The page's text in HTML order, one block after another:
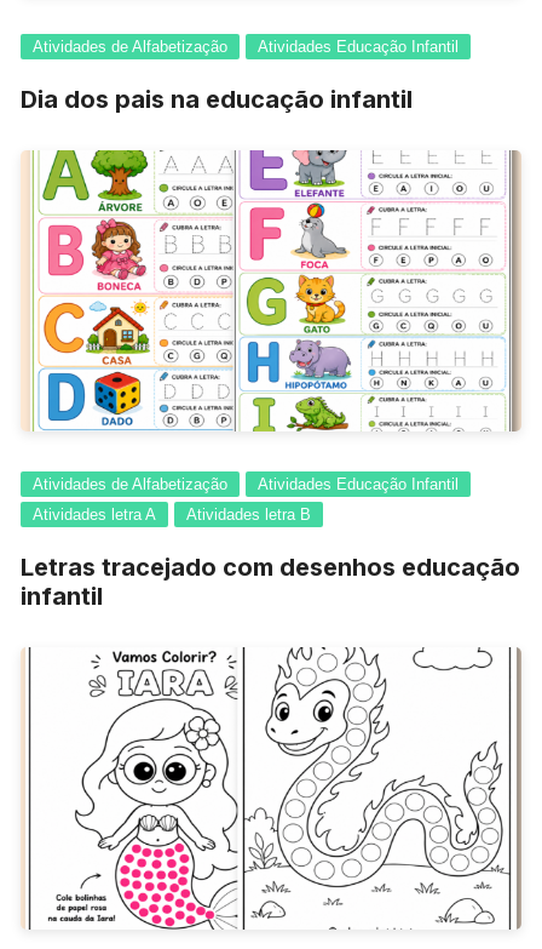
Atividades de Alfabetização Atividades Educação Infantil
Dia dos pais na educação infantil
Atividades de Alfabetização
Atividades Educação Infantil
Atividades letra A
Atividades letra B
Letras tracejado com desenhos educação
infantil